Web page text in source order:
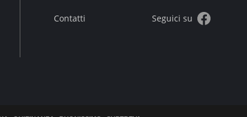
Contatti Seguici su